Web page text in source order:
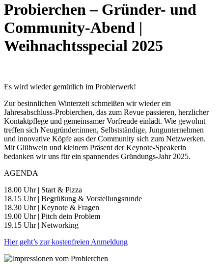
Probierchen – Gründer- und
Community-Abend |
Weihnachtsspecial 2025
Es wird wieder gemütlich im Probierwerk!
Zur besinnlichen Winterzeit schmeißen wir wieder ein
Jahresabschluss-Probierchen, das zum Revue passieren, herzlicher
Kontaktpflege und gemeinsamer Vorfreude einlädt. Wie gewohnt
treffen sich Neugründer:innen, Selbstständige, Jungunternehmen
und innovative Köpfe aus der Community sich zum Netzwerken.
Mit Glühwein und kleinem Präsent der Keynote-Speakerin
bedanken wir uns für ein spannendes Gründungs-Jahr 2025.
AGENDA
18.00 Uhr | Start & Pizza
18.15 Uhr | Begrüßung & Vorstellungsrunde
18.30 Uhr | Keynote & Fragen
19.00 Uhr | Pitch dein Problem
19.15 Uhr | Networking
Hier geht’s zur kostenfreien Anmeldung